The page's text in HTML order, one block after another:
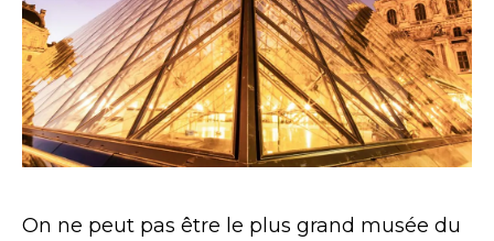
On ne peut pas être le plus grand musée du